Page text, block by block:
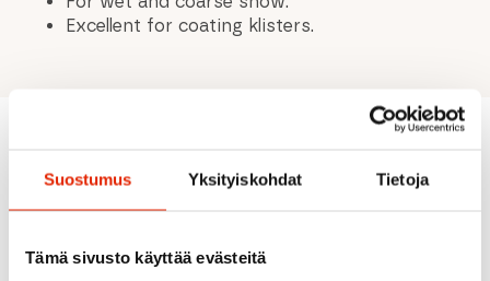
Suostumus Yksityiskohdat Tietoja
Tämä sivusto käyttää evästeitä
Excellent for coating klisters.
Recommended for you
SALE SALE